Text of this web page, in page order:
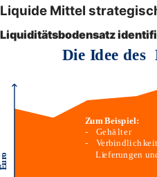
Liquide Mittel
Liquiditätsbodensatz